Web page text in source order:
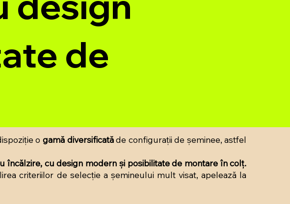
de
ogamă diversificatăde configurații de șeminee, astfel
cu design modern și posibilitate de montare în colț.
criteriilor de selecție a șemineului mult visat, apelează la